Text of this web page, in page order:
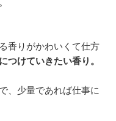
香りがかわいくて仕方
つけていきたい香り。
、少量であれば仕事に